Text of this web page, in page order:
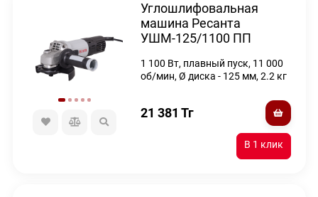
Углошлифовальная
машина Ресанта
УШМ-125/1100 ПП
1 100 Вт, плавный пуск, 11 000
об/мин, Ø диска - 125 мм, 2.2 кг
21 381 Тг